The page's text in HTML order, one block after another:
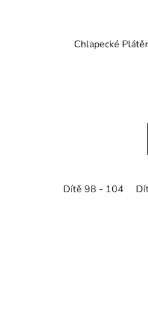
Chlapecké
Dítě 98 - 104